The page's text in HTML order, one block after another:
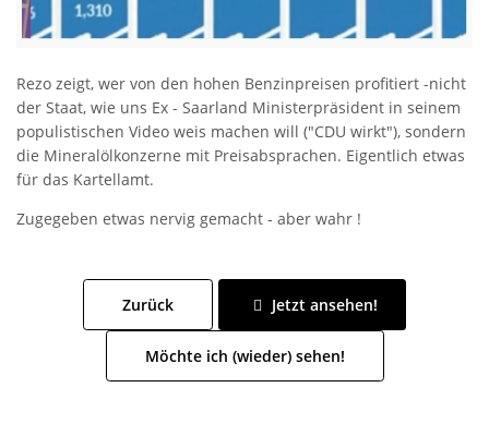
Rezo zeigt, wer von den hohen Benzinpreisen profitiert -nicht
der Staat, wie uns Ex - Saarland Ministerpräsident in seinem
populistischen Video weis machen will ("CDU wirkt"), sondern
die Mineralölkonzerne mit Preisabsprachen. Eigentlich etwas
für das Kartellamt.
Zugegeben etwas nervig gemacht - aber wahr !
Zurück Jetzt ansehen!
Möchte ich (wieder) sehen!